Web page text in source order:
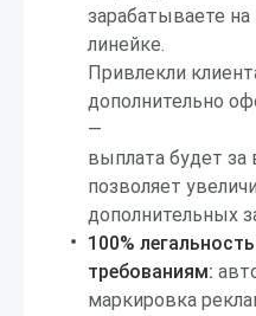
зарабатываете
линейке.
Привлекли
дополнительно
—
выплата будет
позволяет
дополнительных
100%
требованиям:
маркировка